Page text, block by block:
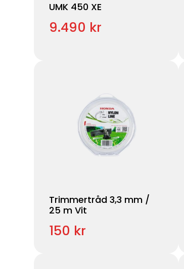
UMK 450 XE
9.490 kr
Trimmertråd 3,3 mm /
25 m Vit
150 kr